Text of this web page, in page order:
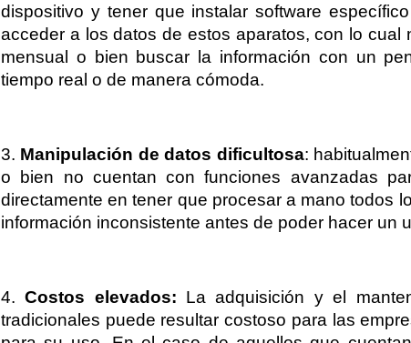
dispositivo y tener que instalar software
acceder a los datos de estos aparatos, con lo
mensual o bien buscar la información con un
tiempo real o de manera cómoda.
3. Manipulación de datos dificultosa:
o bien no cuentan con funciones avanzadas
directamente en tener que procesar a mano todos
información inconsistente antes de poder hacer un
4. Costos elevados: La adquisición y el
tradicionales puede resultar costoso para las